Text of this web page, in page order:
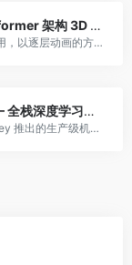
LLM Visualization — 交互式 Transformer 架构 3D 可视化
Brendan Bycroft 开发的交互式 3D 网页应用，以逐层动画的方式展示 GPT 类大语言模型的完整 Transformer 推理流程。从输入 token 的嵌入向量开始，逐步展示注意力机制（包括 Query/Key/Value
Full Stack Deep Learning (FSDL) — 全栈深度学习实战
Full Stack Deep Learning 是由 UC Berkeley 推出的生产级机器学习课程，覆盖 ML 项目完整生命周期：问题定义、数据标注与管理、模型训练与实验追踪、测试与评估、部署与监控、持续迭代。课程由 Pieter A